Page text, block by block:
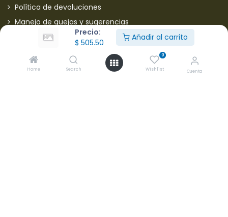
Precio:
$ 505.50
Añadir al carrito
Home Search
0
Wishlist Cuenta
Política de devoluciones
Manejo de quejas y sugerencias
Aviso de privacidad usuarios
Mantente informado de nuestras ofertas